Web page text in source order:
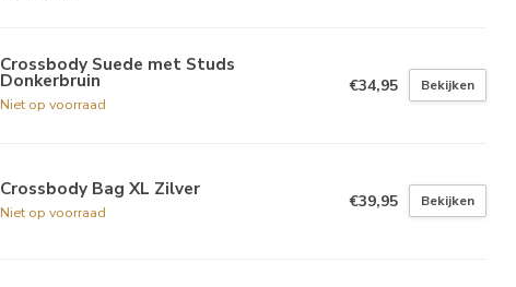
Crossbody Suede met Studs
Donkerbruin
Niet op voorraad
€34,95 Bekijken
Crossbody Bag XL Zilver
Niet op voorraad
€39,95 Bekijken